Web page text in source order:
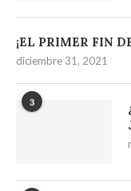
¡EL PRIMER FIN
diciembre 31, 2021
3